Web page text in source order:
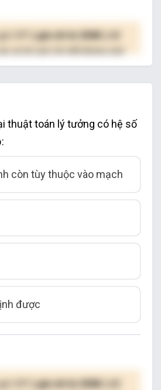
( giá chỉ từ 250K )
thuật toán lý tưởng có hệ số
còn tùy thuộc vào mạch
được
( giá chỉ từ 250K )